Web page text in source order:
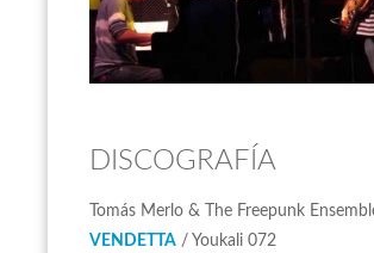
DISCOGRAFÍA
Tomás Merlo & The Freepunk
VENDETTA / Youkali 072